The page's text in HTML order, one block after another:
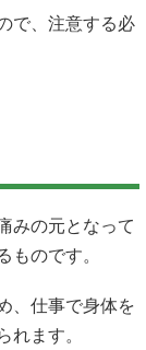
で、注意する必
みの元となって
ものです。
、仕事で身体を
れます。